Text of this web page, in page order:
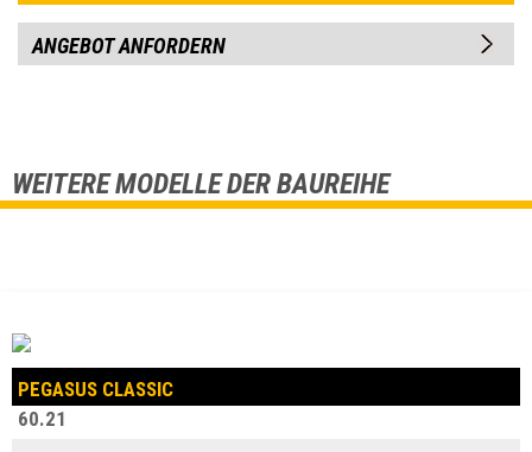
ANGEBOT ANFORDERN
WEITERE MODELLE DER BAUREIHE
PEGASUS CLASSIC
60.21